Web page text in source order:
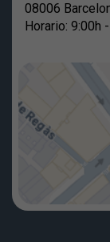
08006
Horario: 9:00h